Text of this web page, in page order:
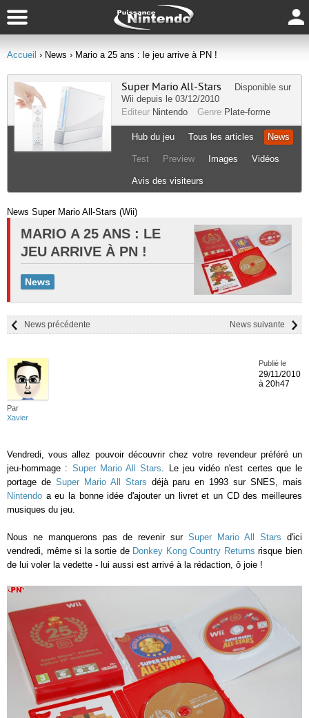
Accueil › News › Mario a 25 ans : le jeu arrive à PN !
Super Mario All-Stars
Disponible sur
Wii depuis le 03/12/2010
Editeur Nintendo Genre Plate-forme
Hub du jeu Tous les articles News
Test Preview Images Vidéos
Avis des visiteurs
News Super Mario All-Stars (Wii)
MARIO A 25 ANS : LE
JEU ARRIVE À PN !
News
News suivante
News précédente
Par
Xavier
Publié le
29/11/2010
à 20h47
Vendredi, vous allez pouvoir découvrir chez votre revendeur préféré un
jeu-hommage : Super Mario All Stars. Le jeu vidéo n'est certes que le
portage de Super Mario All Stars déjà paru en 1993 sur SNES, mais
Nintendo a eu la bonne idée d'ajouter un livret et un CD des meilleures
musiques du jeu.
Nous ne manquerons pas de revenir sur Super Mario All Stars d'ici
vendredi, même si la sortie de Donkey Kong Country Returns risque bien
de lui voler la vedette - lui aussi est arrivé à la rédaction, ô joie !